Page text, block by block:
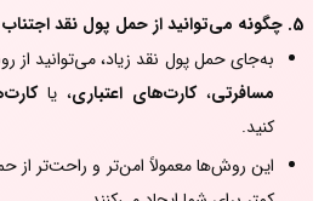
5. چگونه می‌توانید از حمل پول نقد اجتناب کنید؟
به‌جای حمل پول نقد زیاد، می‌توانید از
مسافرتی،کارت‌های اعتباری، یا
کنید.
این روش‌ها معمولاً امن‌تر و راحت‌تر